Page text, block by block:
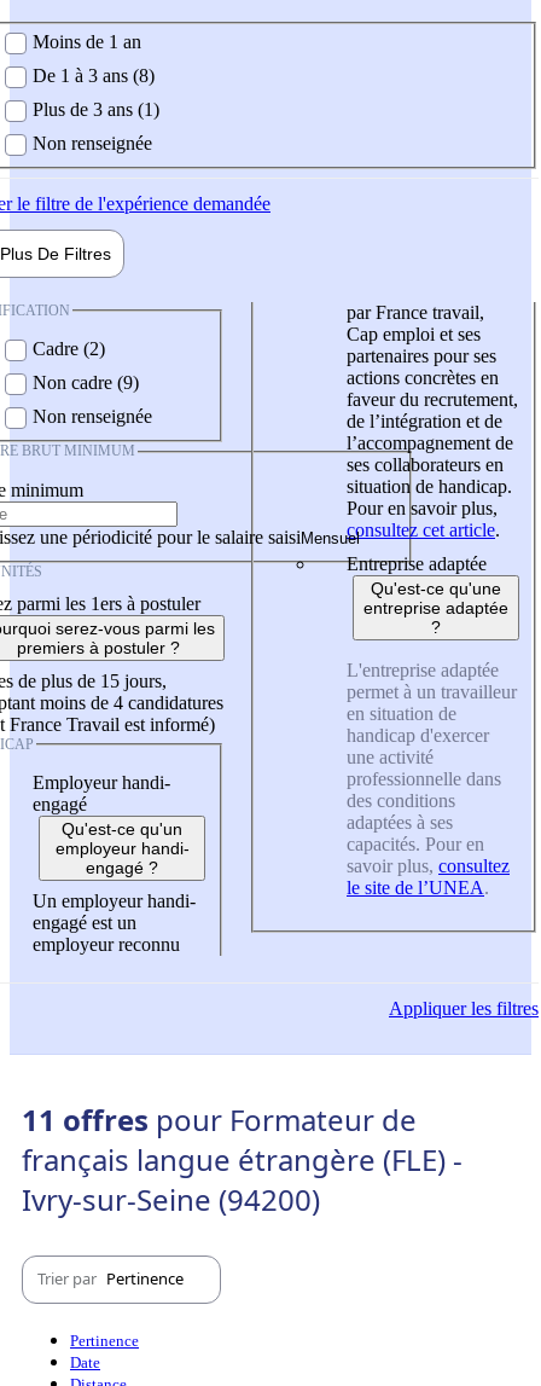
demandée
Moins de 1 an
De 1 à 3 ans (8)
Plus de 3 ans (1)
Non renseignée
le filtre de l'expérience demandée
Plus De Filtres
Cadre (2)
Non cadre (9)
Non renseignée
BRUT MINIMUM
minimum
une périodicité pour le salaire saisi
parmi les 1ers à postuler
serez-vous parmi les
premiers à postuler ?
de plus de 15 jours,
moins de 4 candidatures
France Travail est informé)
Employeur handi-
engagé
Qu'est-ce qu'un
employeur handi-
engagé ?
Un employeur handi-
engagé est un
employeur reconnu
par France travail,
Cap emploi et ses
partenaires pour ses
actions concrètes en
faveur du recrutement,
de l’intégration et de
l’accompagnement de
ses collaborateurs en
situation de handicap.
Pour en savoir plus,
consultez cet article.
Entreprise adaptée
Qu'est-ce qu'une
entreprise adaptée
?
L'entreprise adaptée
permet à un travailleur
en situation de
handicap d'exercer
une activité
professionnelle dans
des conditions
adaptées à ses
capacités. Pour en
savoir plus, consultez
le site de l’UNEA.
Appliquerles filtres
11 offres pour Formateur de
français langue étrangère (FLE) -
Ivry-sur-Seine (94200)
Trier par Pertinence
Pertinence
Date